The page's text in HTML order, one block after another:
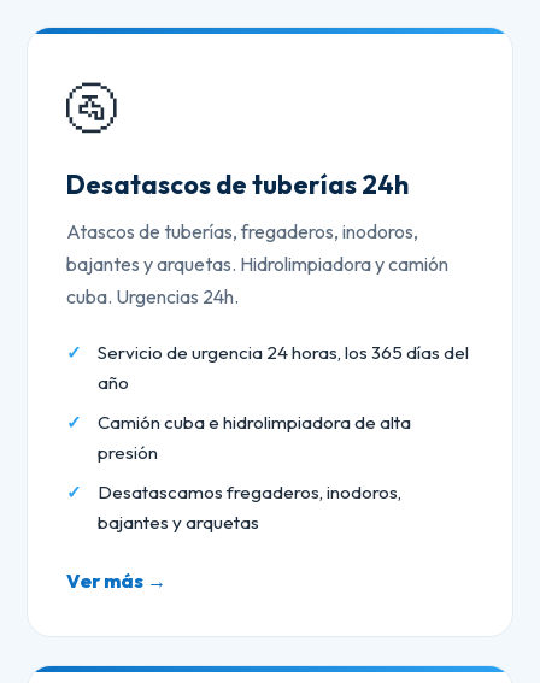
🚰
Desatascos de tuberías 24h
Atascos de tuberías, fregaderos, inodoros,
bajantes y arquetas. Hidrolimpiadora y camión
cuba. Urgencias 24h.
Servicio de urgencia 24 horas, los 365 días del
año
Camión cuba e hidrolimpiadora de alta
presión
Desatascamos fregaderos, inodoros,
bajantes y arquetas
Ver más →